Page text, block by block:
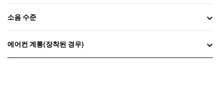
소음 수준
에어컨 계통(장착된 경우)